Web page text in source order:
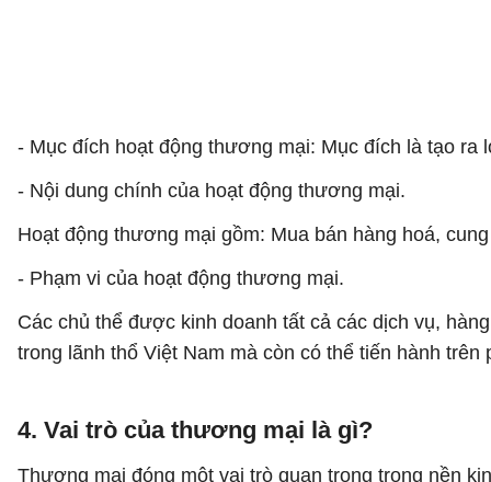
- Mục đích hoạt động thương mại: Mục đích là tạo ra
- Nội dung chính của hoạt động thương mại.
Hoạt động thương mại gồm: Mua bán hàng hoá,
- Phạm vi của hoạt động thương mại.
Các chủ thể được kinh doanh tất cả các dịch vụ,
trong lãnh thổ Việt Nam mà còn có thể tiến hành trên
4. Vai trò của thương mại là gì?
Thương mại đóng một vai trò quan trọng trong nền